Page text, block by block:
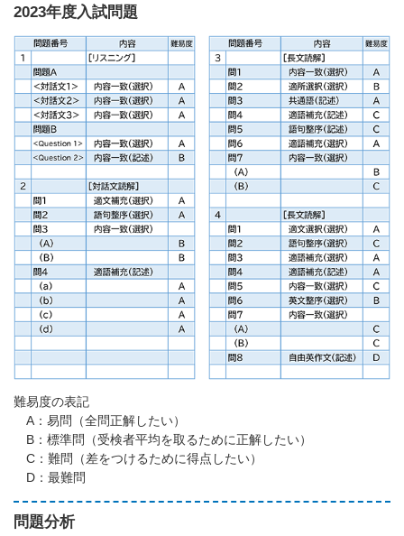
2023年度入試問題
難易度の表記
A：易問（全問正解したい）
B：標準問（受検者平均を取るために正解したい）
C：難問（差をつけるために得点したい）
D：最難問
問題分析